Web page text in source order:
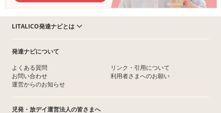
LITALICO発達ナビとは
発達ナビについて
よくある質問
お問い合わせ
運営からのお知らせ
リンク・引用について
利用者さまへのお願い
児発・放デイ運営法人の皆さまへ